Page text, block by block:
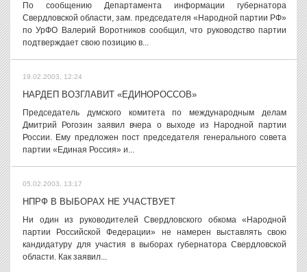
По сообщению Департамента информации губернатора
Свердловской области, зам. председателя «Народной партии РФ»
по УрФО Валерий Воротников сообщил, что руководство партии
подтверждает свою позицию в...
19.02.2003, 12:24
НАРДЕП ВОЗГЛАВИТ «ЕДИНОРОССОВ»
Председатель думского комитета по международным делам
Дмитрий Рогозин заявил вчера о выходе из Народной партии
России. Ему предложен пост председателя генерального совета
партии «Единая Россия» и...
05.02.2003, 13:17
НПРФ В ВЫБОРАХ НЕ УЧАСТВУЕТ
Ни один из руководителей Свердловского обкома «Народной
партии Российской Федерации» не намерен выставлять свою
кандидатуру для участия в выборах губернатора Свердловской
области. Как заявил...